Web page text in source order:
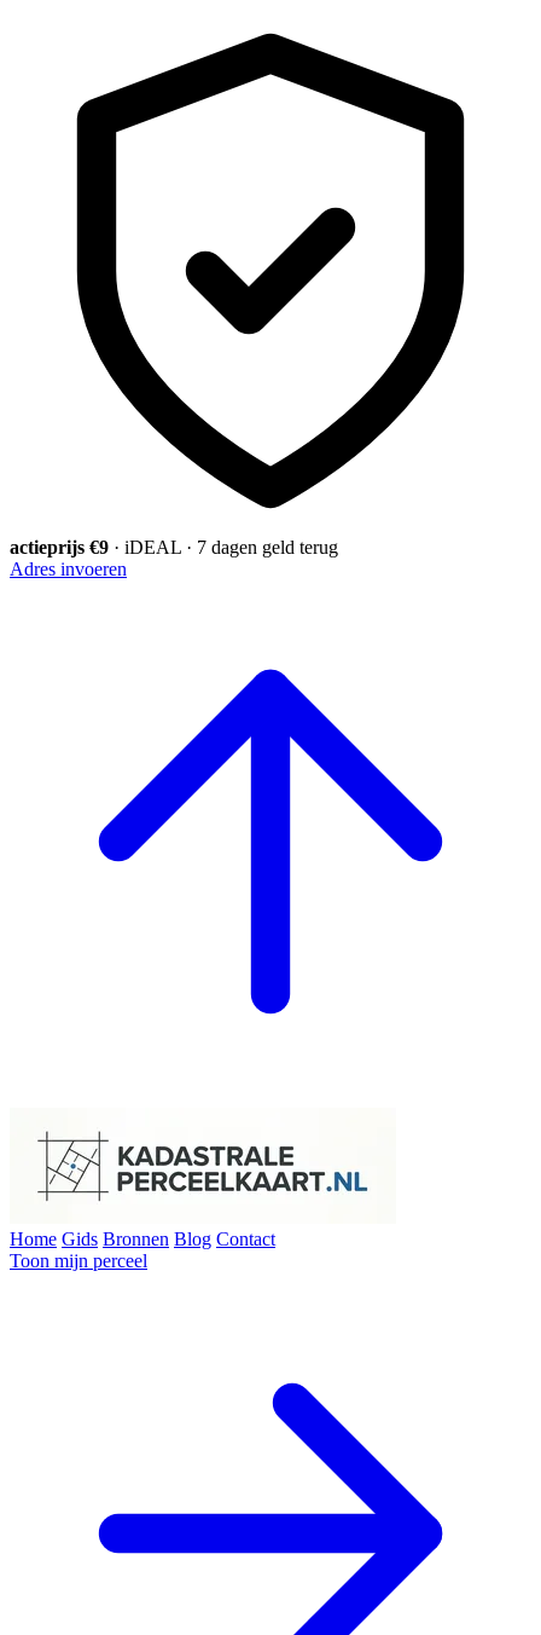
actieprijs €9 · iDEAL · 7 dagen geld terug
Adres invoeren
Home Gids Bronnen Blog Contact
Toon mijn perceel